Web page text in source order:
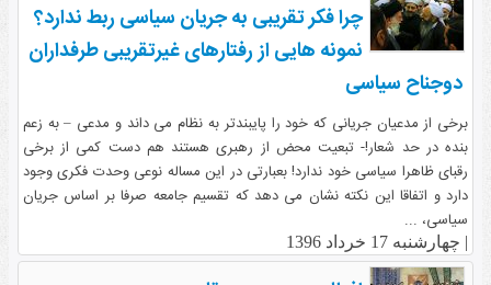
چرا فکر تقریبی به جریان سیاسی ربط ندارد؟
نمونه هایی از رفتارهای غیرتقریبی طرفداران
دوجناح سیاسی
برخی از مدعیان جریانی که خود را پایبندتر به نظام می داند و مدعی – به زعم
بنده در حد شعار!- تبعیت محض از رهبری هستند هم دست کمی از برخی
رقبای ظاهرا سیاسی خود ندارد! بعبارتی در این مساله نوعی وحدت فکری وجود
دارد و اتفاقا این نکته نشان می دهد که تقسیم جامعه صرفا بر اساس جریان
سیاسی، ...
| چهارشنبه 17 خرداد 1396